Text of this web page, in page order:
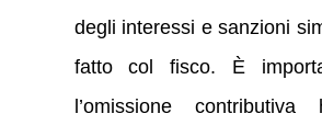
degli interessi e sanzioni
fatto col fisco. È
l’omissione